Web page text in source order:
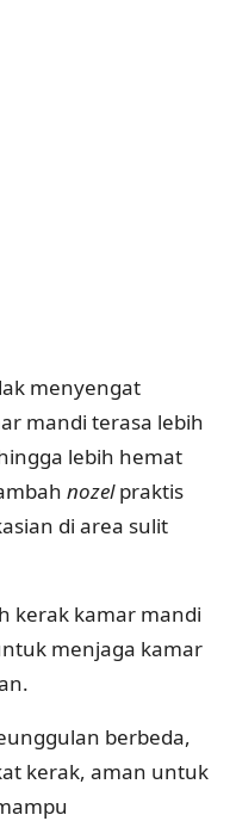
menyengat
mandi terasa lebih
lebih hemat
nozelpraktis
di area sulit
kerak kamar mandi
menjaga kamar
berbeda,
kerak, aman untuk